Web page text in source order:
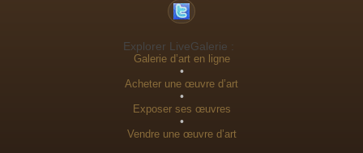
Explorer LiveGalerie :
Galerie d’art en ligne
•
Acheter une œuvre d’art
•
Exposer ses œuvres
•
Vendre une œuvre d’art